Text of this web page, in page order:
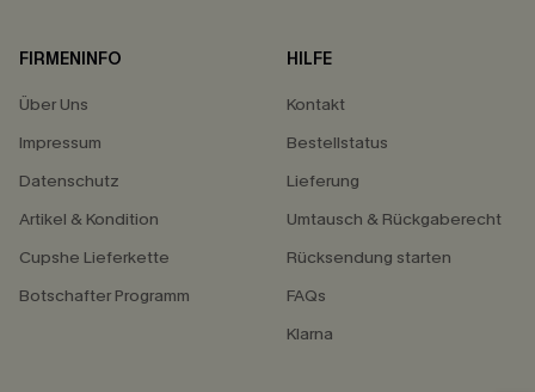
FIRMENINFO
Über Uns
Impressum
Datenschutz
Artikel & Kondition
Cupshe Lieferkette
Botschafter Programm
HILFE
Kontakt
Bestellstatus
Lieferung
Umtausch & Rückgaberecht
Rücksendung starten
FAQs
Klarna